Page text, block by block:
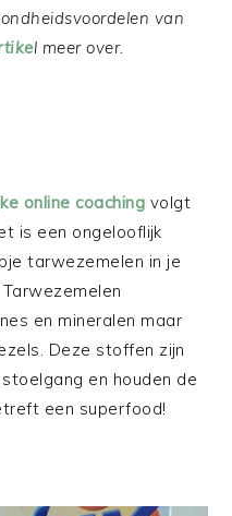
van
l meer over.
online coaching volgt
is een ongelooflijk
tarwezemelen in je
en mineralen maar
Deze stoffen zijn
en houden de
een superfood!